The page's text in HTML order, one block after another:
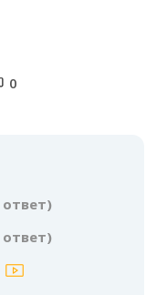
0
ответ)
ответ)